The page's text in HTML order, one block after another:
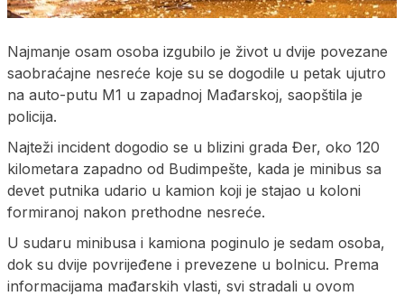
Najmanje osam osoba izgubilo je život u dvije povezane
saobraćajne nesreće koje su se dogodile u petak ujutro
na auto-putu M1 u zapadnoj Mađarskoj, saopštila je
policija.
Najteži incident dogodio se u blizini grada Đer, oko 120
kilometara zapadno od Budimpešte, kada je minibus sa
devet putnika udario u kamion koji je stajao u koloni
formiranoj nakon prethodne nesreće.
U sudaru minibusa i kamiona poginulo je sedam osoba,
dok su dvije povrijeđene i prevezene u bolnicu. Prema
informacijama mađarskih vlasti, svi stradali u ovom